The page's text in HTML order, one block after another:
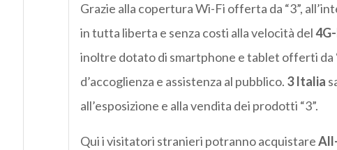
Grazie alla copertura Wi-Fi offerta da “3”,
in tutta liberta e senza costi alla velocità del
inoltre dotato di smartphone e tablet offerti da
d’accoglienza e assistenza al pubblico. 3 Italia
all’esposizione e alla vendita dei prodotti “3”.
Qui i visitatori stranieri potranno acquistare